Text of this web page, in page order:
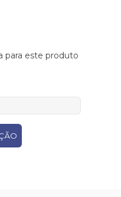
para este produto